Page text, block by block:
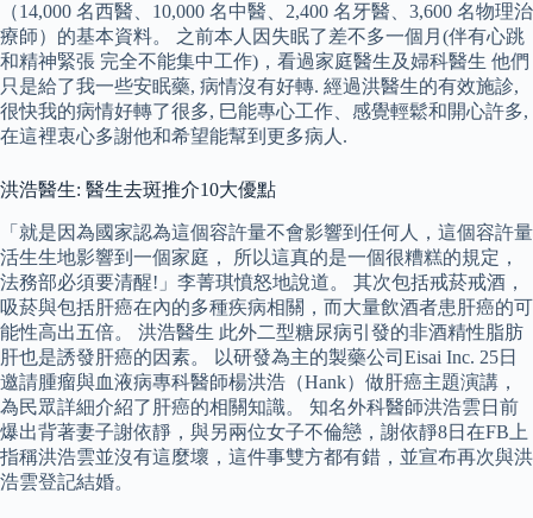
（14,000 名西醫、10,000 名中醫、2,400 名牙醫、3,600 名物理治
療師）的基本資料。 之前本人因失眠了差不多一個月(伴有心跳
和精神緊張 完全不能集中工作)，看過家庭醫生及婦科醫生 他們
只是給了我一些安眠藥, 病情沒有好轉. 經過洪醫生的有效施診,
很快我的病情好轉了很多, 巳能專心工作、感覺輕鬆和開心許多,
在這裡衷心多謝他和希望能幫到更多病人.
洪浩醫生: 醫生去斑推介10大優點
「就是因為國家認為這個容許量不會影響到任何人，這個容許量
活生生地影響到一個家庭， 所以這真的是一個很糟糕的規定，
法務部必須要清醒!」李菁琪憤怒地說道。 其次包括戒菸戒酒，
吸菸與包括肝癌在內的多種疾病相關，而大量飲酒者患肝癌的可
能性高出五倍。 洪浩醫生 此外二型糖尿病引發的非酒精性脂肪
肝也是誘發肝癌的因素。 以研發為主的製藥公司Eisai Inc. 25日
邀請腫瘤與血液病專科醫師楊洪浩（Hank）做肝癌主題演講，
為民眾詳細介紹了肝癌的相關知識。 知名外科醫師洪浩雲日前
爆出背著妻子謝依靜，與另兩位女子不倫戀，謝依靜8日在FB上
指稱洪浩雲並沒有這麼壞，這件事雙方都有錯，並宣布再次與洪
浩雲登記結婚。